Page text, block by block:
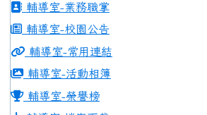
輔導室-業務職掌
輔導室-校園公告
輔導室-常用連結
輔導室-活動相簿
輔導室-榮譽榜